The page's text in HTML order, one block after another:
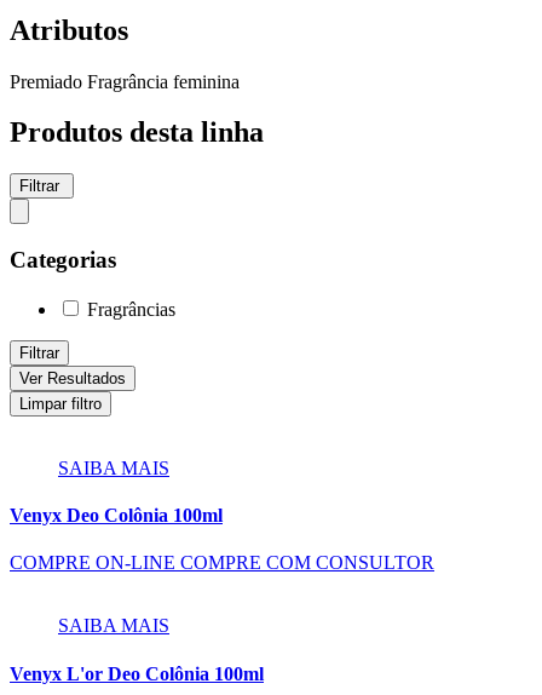
Atributos
Premiado Fragrância feminina
Produtos desta linha
Filtrar
Categorias
Fragrâncias
Filtrar
Ver Resultados
Limpar filtro
SAIBA MAIS
Venyx Deo Colônia 100ml
COMPRE ON-LINE COMPRE COM CONSULTOR
SAIBA MAIS
Venyx L'or Deo Colônia 100ml